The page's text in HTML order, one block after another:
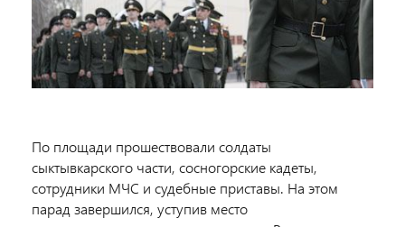
По площади прошествовали солдаты
сыктывкарского части, сосногорские кадеты,
сотрудники МЧС и судебные приставы. На этом
парад завершился, уступив место